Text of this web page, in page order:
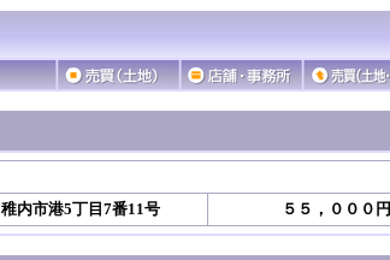
稚内市港5丁目7番11号 ５５，０００円